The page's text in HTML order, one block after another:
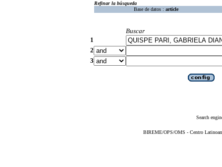
Refinar la búsqueda
Base de datos : article
Buscar
1
2
3
Search
BIREME/OPS/OMS - Centro